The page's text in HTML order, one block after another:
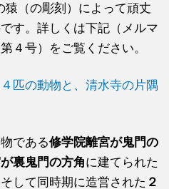
猿（の彫刻）によって頑丈
す。詳しくは下記（メルマ
４号）をご覧ください。
匹の動物と、清水寺の片隅
である修学院離宮が鬼門の
裏鬼門の方角に建てられた
して同時期に造営された ２